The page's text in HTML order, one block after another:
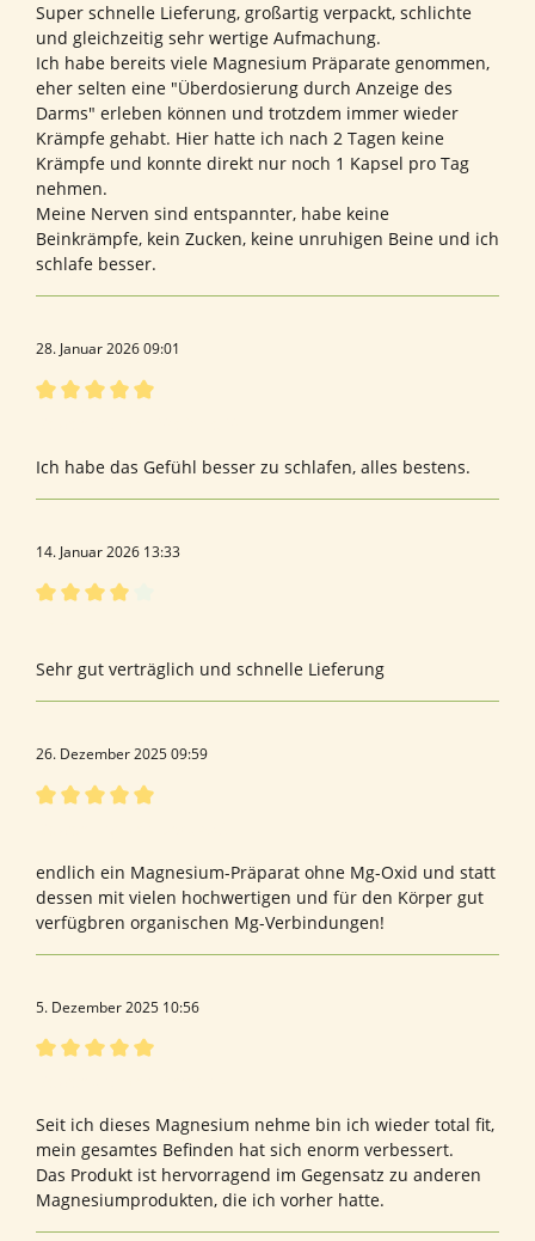
Super schnelle Lieferung, großartig verpackt, schlichte
und gleichzeitig sehr wertige Aufmachung.
Ich habe bereits viele Magnesium Präparate genommen,
eher selten eine "Überdosierung durch Anzeige des
Darms" erleben können und trotzdem immer wieder
Krämpfe gehabt. Hier hatte ich nach 2 Tagen keine
Krämpfe und konnte direkt nur noch 1 Kapsel pro Tag
nehmen.
Meine Nerven sind entspannter, habe keine
Beinkrämpfe, kein Zucken, keine unruhigen Beine und ich
schlafe besser.
28. Januar 2026 09:01
Ich habe das Gefühl besser zu schlafen, alles bestens.
14. Januar 2026 13:33
Sehr gut verträglich und schnelle Lieferung
26. Dezember 2025 09:59
endlich ein Magnesium-Präparat ohne Mg-Oxid und statt
dessen mit vielen hochwertigen und für den Körper gut
verfügbren organischen Mg-Verbindungen!
5. Dezember 2025 10:56
Seit ich dieses Magnesium nehme bin ich wieder total fit,
mein gesamtes Befinden hat sich enorm verbessert.
Das Produkt ist hervorragend im Gegensatz zu anderen
Magnesiumprodukten, die ich vorher hatte.